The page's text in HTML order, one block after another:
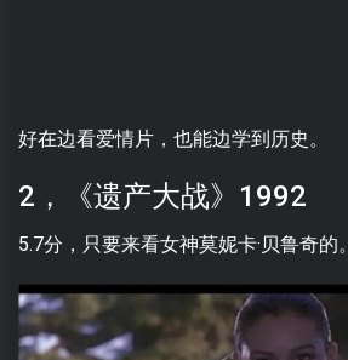
好在边看爱情片，也能边学到历史。
2，《遗产大战》1992
5.7分，只要来看女神莫妮卡·贝鲁奇的。